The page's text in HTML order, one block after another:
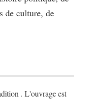
de culture, de
. L'ouvrage est